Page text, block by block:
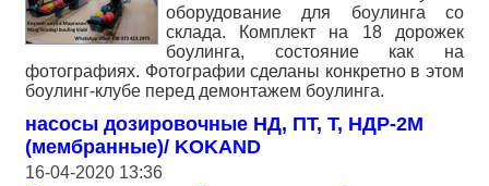
оборудование для боулинга со
склада. Комплект на 18 дорожек
боулинга, состояние как на
фотографиях. Фотографии сделаны конкретно в этом
боулинг-клубе перед демонтажем боулинга.
насосы дозировочные НД, ПТ, Т, НДР-2М
(мембранные)/ KOKAND
16-04-2020 13:36